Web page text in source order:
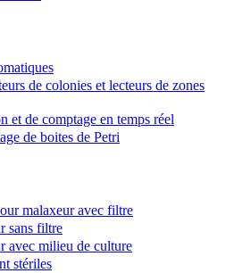
de colonies et lecteurs de zones
et de comptage en temps réel
de boites de Petri
malaxeur avec filtre
sans filtre
avec milieu de culture
stériles